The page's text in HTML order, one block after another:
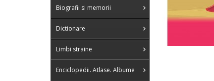
Biografii si memorii
Dictionare
Limbi straine
Enciclopedii. Atlase. Albume